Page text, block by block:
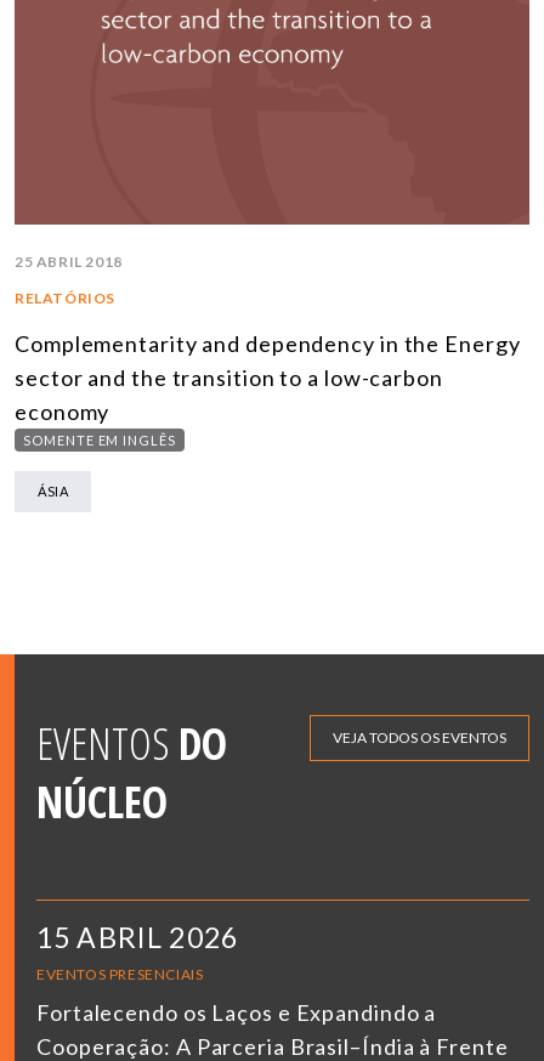
25 ABRIL 2018
RELATÓRIOS
Complementarity and dependency in the Energy
sector and the transition to a low-carbon
economy
SOMENTE EM INGLÊS
ÁSIA
EVENTOS DO
NÚCLEO
VEJA TODOS OS EVENTOS
15 ABRIL 2026
EVENTOS PRESENCIAIS
Fortalecendo os Laços e Expandindo a
Cooperação: A Parceria Brasil–Índia à Frente